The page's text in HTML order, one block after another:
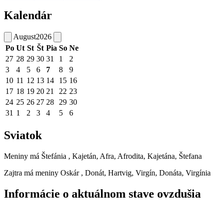
Kalendár
August2026
Po Ut St Št Pia So Ne
27 28 29 30 31 1
2
3
4 5 6 7 8
9
10 11 12 13 14 15 16
17 18 19 20 21 22 23
24 25 26 27 28 29 30
31 1 2 3 4 5 6
Sviatok
Meniny má Štefánia , Kajetán, Afra, Afrodita, Kajetána, Štefana
Zajtra má meniny Oskár , Donát, Hartvig, Virgín, Donáta, Virgínia
Informácie o aktuálnom stave ovzdušia